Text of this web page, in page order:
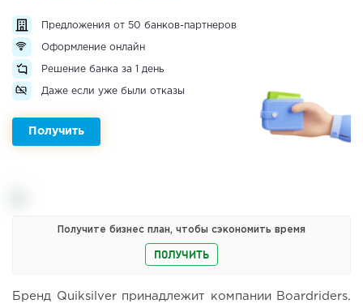
Предложения от 50 банков-партнеров
Оформление онлайн
Решение банка за 1 день
Даже если уже были отказы
Получить
Получите бизнес план, чтобы сэкономить время
ПОЛУЧИТЬ
Бренд Quiksilver принадлежит компании Boardriders.